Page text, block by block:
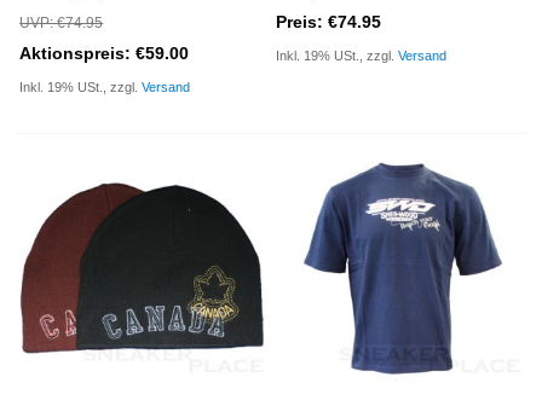
UVP: €74.95
Aktionspreis: €59.00
Inkl. 19% USt., zzgl.Versand
Preis: €74.95
Inkl. 19% USt., zzgl.Versand